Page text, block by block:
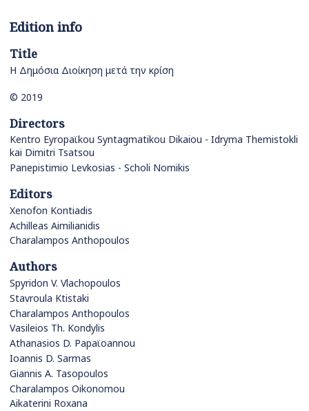
Edition info
Title
Η Δημόσια Διοίκηση μετά την κρίση
© 2019
Directors
Kentro Eyropaϊkou Syntagmatikou Dikaiou - Idryma Themistokli
kai Dimitri Tsatsou
Panepistimio Levkosias - Scholi Nomikis
Editors
Xenofon Kontiadis
Achilleas Aimilianidis
Charalampos Anthopoulos
Authors
Spyridon V. Vlachopoulos
Stavroula Ktistaki
Charalampos Anthopoulos
Vasileios Th. Kondylis
Athanasios D. Papaϊoannou
Ioannis D. Sarmas
Giannis A. Tasopoulos
Charalampos Oikonomou
Aikaterini Roxana